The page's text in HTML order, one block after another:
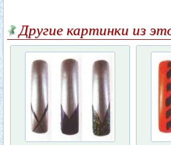
Другие картинки из